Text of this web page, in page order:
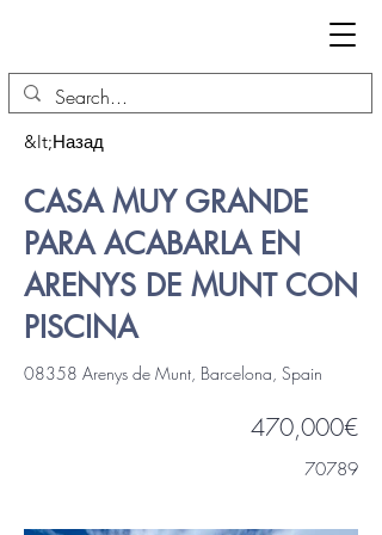
&lt;Назад
CASA MUY GRANDE
PARA ACABARLA EN
ARENYS DE MUNT CON
PISCINA
08358 Arenys de Munt, Barcelona, Spain
470,000€
70789